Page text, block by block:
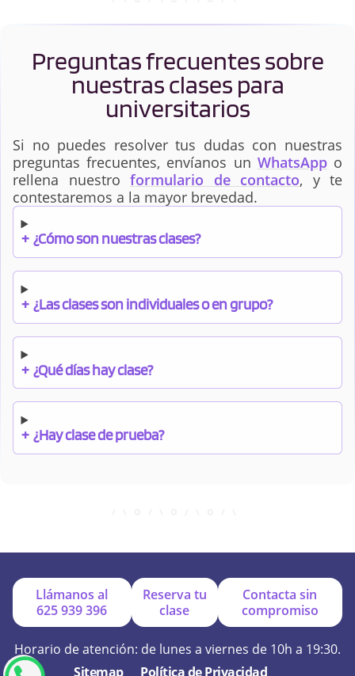
Preguntas frecuentes sobre
nuestras clases para
universitarios
Si no puedes resolver tus dudas con nuestras
preguntas frecuentes, envíanos un WhatsAppo
rellena nuestro formulario de contacto, y te
contestaremos a la mayor brevedad.
+ ¿Cómo son nuestras clases?
+ ¿Las clases son individuales o en grupo?
+ ¿Qué días hay clase?
+ ¿Hay clase de prueba?
+ ¿Por qué online?
Llámanos al
625 939 396
Reserva tu
clase
Contacta sin
compromiso
Horario de atención: de lunes a viernes de 10h a 19:30.
Sitemap
Política de Privacidad